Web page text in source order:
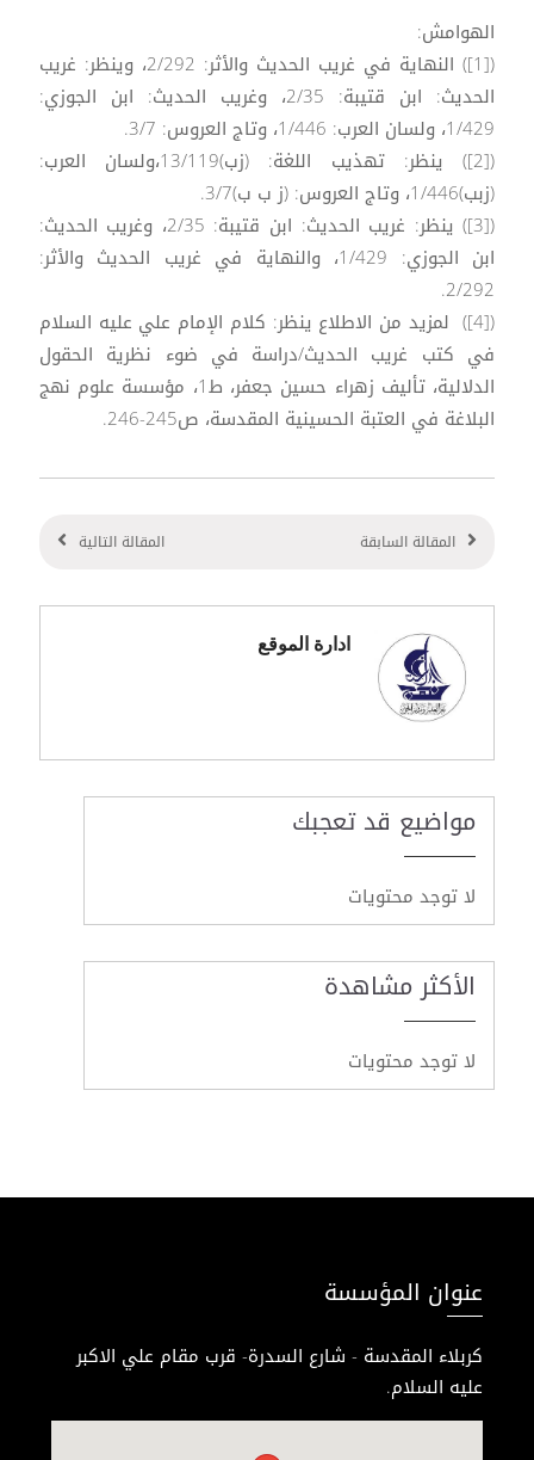
الهوامش:
([1]) النهاية في غريب الحديث والأثر: 2/292، وينظر: غريب
الحديث: ابن قتيبة: 2/35، وغريب الحديث: ابن الجوزي:
1/429، ولسان العرب: 1/446، وتاج العروس: 3/7.
([2]) ينظر: تهذيب اللغة: (زب)13/119،ولسان العرب:
(زبب)1/446، وتاج العروس: (ز ب ب)3/7.
([3]) ينظر: غريب الحديث: ابن قتيبة: 2/35، وغريب الحديث:
ابن الجوزي: 1/429، والنهاية في غريب الحديث والأثر:
2/292.
([4]) لمزيد من الاطلاع ينظر: كلام الإمام علي عليه السلام
في كتب غريب الحديث/دراسة في ضوء نظرية الحقول
الدلالية، تأليف زهراء حسين جعفر، ط1، مؤسسة علوم نهج
البلاغة في العتبة الحسينية المقدسة، ص245-246.
المقالة السابقة المقالة التالية
ادارة الموقع
مواضيع قد تعجبك
لا توجد محتويات
الأكثر مشاهدة
لا توجد محتويات
عنوان المؤسسة
كربلاء المقدسة - شارع السدرة- قرب مقام علي الاكبر
عليه السلام.